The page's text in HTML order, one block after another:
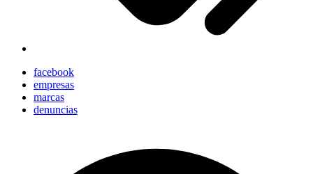
facebook
empresas
marcas
denuncias